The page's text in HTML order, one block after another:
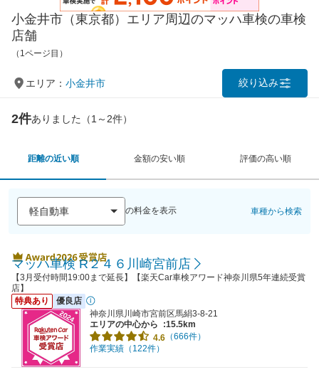
小金井市（東京都）エリア周辺のマッハ車検の車検
店舗
（1ページ目）
エリア： 小金井市 絞り込み
2件ありました（1～2件）
距離の近い順 金額の安い順 評価の高い順
の料金を表示 車種から検索
マッハ車検 R２４６川崎宮前店
【3月受付時間19:00まで延長】【楽天Car車検アワード神奈川県5年連続受賞
店】
特典あり
優良店
神奈川県川崎市宮前区馬絹3-8-21
エリアの中心から
:15.5km
4.6 （666件）
作業実績（122件）